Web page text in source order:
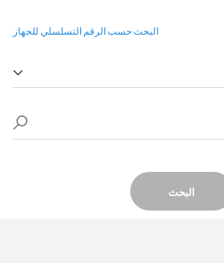
البحث حسب الرقم التسلسلي للجهاز
البحث